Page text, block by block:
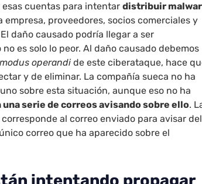
esas cuentas para intentardistribuir
empresa, proveedores, socios comerciales y
daño causado podría llegar a ser
es solo lo peor. Al daño causado debemos
modus operandi de este ciberataque, hace
y de eliminar. La compañía sueca no ha
sobre esta situación, aunque eso no ha
serie de correos avisando sobre ello.
al correo enviado para avisar del
correo que ha aparecido sobre el